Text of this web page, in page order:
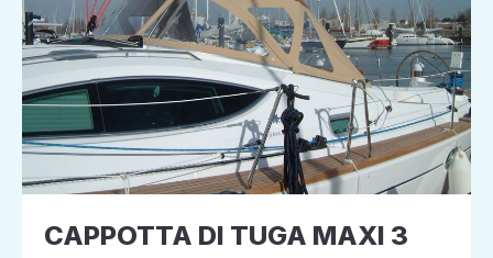
CAPPOTTA DI TUGA MAXI 3